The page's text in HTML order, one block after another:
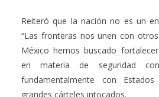
Reiteró que la nación no es un
“Las fronteras nos unen con
México hemos buscado
en materia de seguridad
fundamentalmente con
grandes cárteles intocados.